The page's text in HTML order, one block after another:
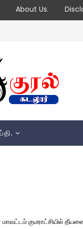
About Us.
குமராட்சியில்